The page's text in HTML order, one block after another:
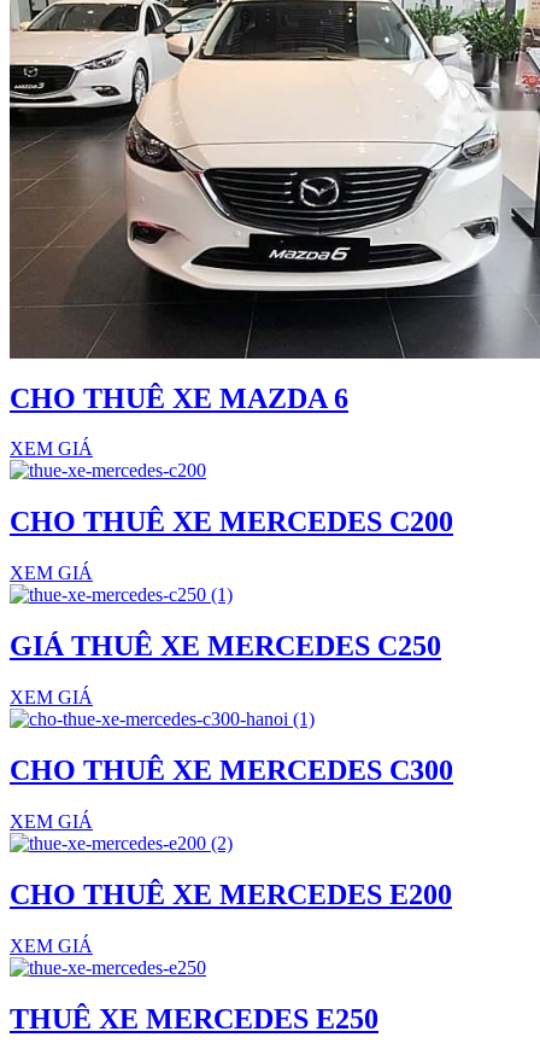
CHO THUÊ XE MAZDA 6
XEM GIÁ
CHO THUÊ XE MERCEDES C200
XEM GIÁ
GIÁ THUÊ XE MERCEDES C250
XEM GIÁ
CHO THUÊ XE MERCEDES C300
XEM GIÁ
CHO THUÊ XE MERCEDES E200
XEM GIÁ
THUÊ XE MERCEDES E250